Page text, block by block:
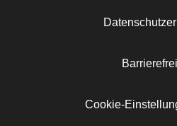
Cookie-